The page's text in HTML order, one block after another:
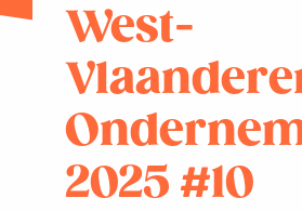
West-
2025 #10